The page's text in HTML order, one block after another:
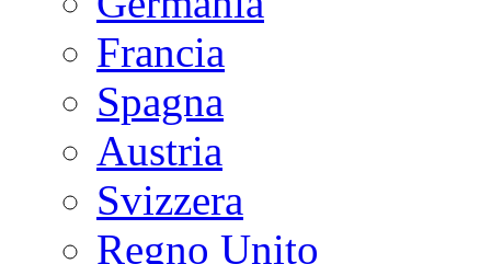
Francia
Spagna
Austria
Svizzera
Regno Unito